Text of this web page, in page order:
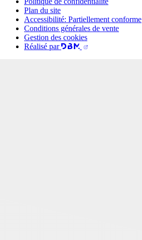
Plan du site
Accessibilité: Partiellement conforme
Conditions générales de vente
Gestion des cookies
Réalisé par